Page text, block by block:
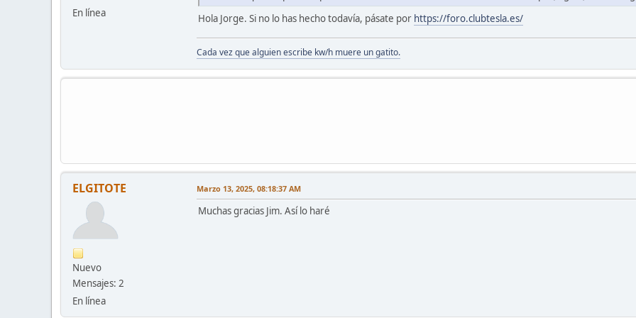
En línea Hola Jorge. Si no lo has hecho todavía, pásate por https://foro.clubtesla.es/
Cada vez que alguien escribe kw/h muere un gatito.
ELGITOTE
Nuevo
Mensajes: 2
En línea
Marzo 13, 2025, 08:18:37 AM
Muchas gracias Jim. Así lo haré